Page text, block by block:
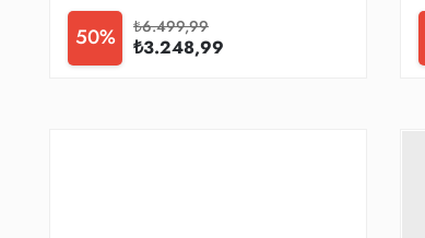
50% ₺3.248,99
₺6.499,99